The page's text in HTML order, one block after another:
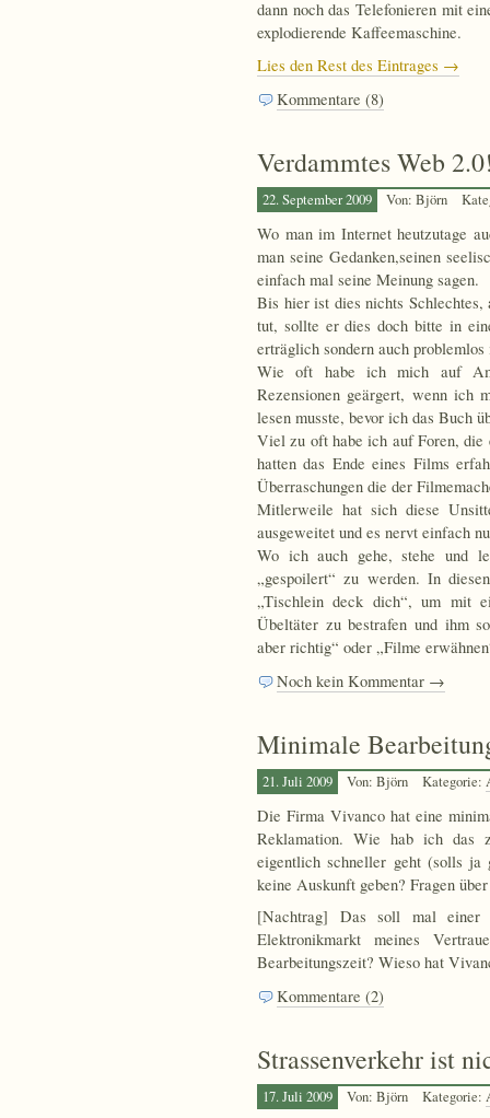
dann noch das Telefonieren mit
explodierende Kaffeemaschine.
Lies den Rest des Eintrages →
Kommentare (8)
Verdammtes Web
22. September 2009 Von: Björn
Wo man im Internet heutzutage
man seine Gedanken,seinen
einfach mal seine Meinung sagen.
Bis hier ist dies nichts Schlechtes,
tut, sollte er dies doch bitte in
erträglich sondern auch problemlos
Wie oft habe ich mich auf
Rezensionen geärgert, wenn ich
lesen musste, bevor ich das Buch
Viel zu oft habe ich auf Foren, die
hatten das Ende eines Films
Überraschungen die der
Mitlerweile hat sich diese
ausgeweitet und es nervt einfach
Wo ich auch gehe, stehe und
„gespoilert“ zu werden. In
„Tischlein deck dich“, um mit
Übeltäter zu bestrafen und ihm
aber richtig“ oder „Filme
Noch kein Kommentar →
Minimale
21. Juli 2009 Von: Björn Kategorie:
Die Firma Vivanco hat eine
Reklamation. Wie hab ich das
eigentlich schneller geht (solls
keine Auskunft geben? Fragen
[Nachtrag] Das soll mal einer
Elektronikmarkt meines
Bearbeitungszeit? Wieso hat
Kommentare (2)
Strassenverkehr ist
17. Juli 2009 Von: Björn Kategorie: